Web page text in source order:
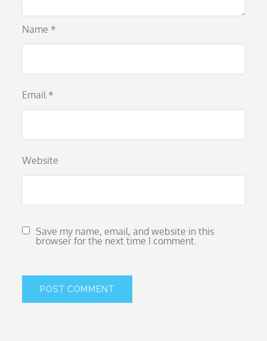
Name *
Email *
Website
Save my name, email, and website in this
browser for the next time I comment.